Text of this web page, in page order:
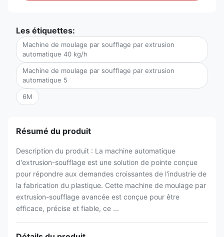
Les étiquettes:
Machine de moulage par soufflage par extrusion
automatique 40 kg/h
Machine de moulage par soufflage par extrusion
automatique 5
6M
Résumé du produit
Description du produit : La machine automatique
d'extrusion-soufflage est une solution de pointe conçue
pour répondre aux demandes croissantes de l'industrie de
la fabrication du plastique. Cette machine de moulage par
extrusion-soufflage avancée est conçue pour être
efficace, précise et fiable, ce ...